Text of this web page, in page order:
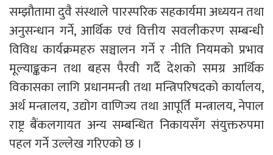
सम्झौतामा दुवै संस्थाले पारस्परिक सहकार्यमा अध्ययन तथा
अनुसन्धान गर्ने, आर्थिक एवं वित्तीय सवलीकरण सम्बन्धी
विविध कार्यक्रमहरु सञ्चालन गर्ने र नीति नियमको प्रभाव
मूल्याङ्ककन तथा बहस पैरवी गर्दै देशको समग्र आर्थिक
विकासका लागि प्रधानमन्त्री तथा मन्त्रिपरिषदको कार्यालय,
अर्थ मन्त्रालय, उद्योग वाणिज्य तथा आपूर्ति मन्त्रालय, नेपाल
राष्ट्र बैंकलगायत अन्य सम्बन्धित निकायसँग संयुक्तरुपमा
पहल गर्ने उल्लेख गरिएको छ ।